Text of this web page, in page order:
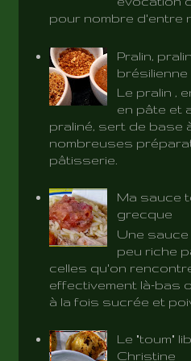
pour nombre d'entre
Pralin,
brésilienne
Le pralin ,
en pâte et
praliné, sert de base
nombreuses
pâtisserie.
Ma sauce
grecque
Une sauce
peu riche
celles qu'on
effectivement là-bas
à la fois sucrée et
Le "toum"
Christine